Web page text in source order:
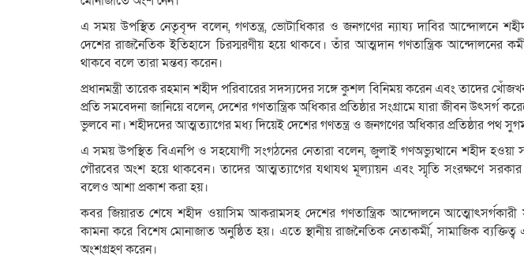
এ সময় উপস্থিত নেতৃবৃন্দ বলেন, গণতন্ত্র, ভোটাধিকার ও জনগণের ন্যায্য দাবির আন্দোলনে
দেশের রাজনৈতিক ইতিহাসে চিরস্মরণীয় হয়ে থাকবে। তাঁর আত্মদান গণতান্ত্রিক আন্দোলনের
থাকবে বলে তারা মন্তব্য করেন।
প্রধানমন্ত্রী তারেক রহমান শহীদ পরিবারের সদস্যদের সঙ্গে কুশল বিনিময় করেন এবং তাদের
প্রতি সমবেদনা জানিয়ে বলেন, দেশের গণতান্ত্রিক অধিকার প্রতিষ্ঠার সংগ্রামে যারা জীবন উৎসর্গ
ভুলবে না। শহীদদের আত্মত্যাগের মধ্য দিয়েই দেশের গণতন্ত্র ও জনগণের অধিকার প্রতিষ্ঠার পথ
এ সময় উপস্থিত বিএনপি ও সহযোগী সংগঠনের নেতারা বলেন, জুলাই গণঅভ্যুত্থানে শহীদ হওয়া
গৌরবের অংশ হয়ে থাকবেন। তাদের আত্মত্যাগের যথাযথ মূল্যায়ন এবং স্মৃতি সংরক্ষণে
বলেও আশা প্রকাশ করা হয়।
কবর জিয়ারত শেষে শহীদ ওয়াসিম আকরামসহ দেশের গণতান্ত্রিক আন্দোলনে
কামনা করে বিশেষ মোনাজাত অনুষ্ঠিত হয়। এতে স্থানীয় রাজনৈতিক নেতাকর্মী, সামাজিক
অংশগ্রহণ করেন।